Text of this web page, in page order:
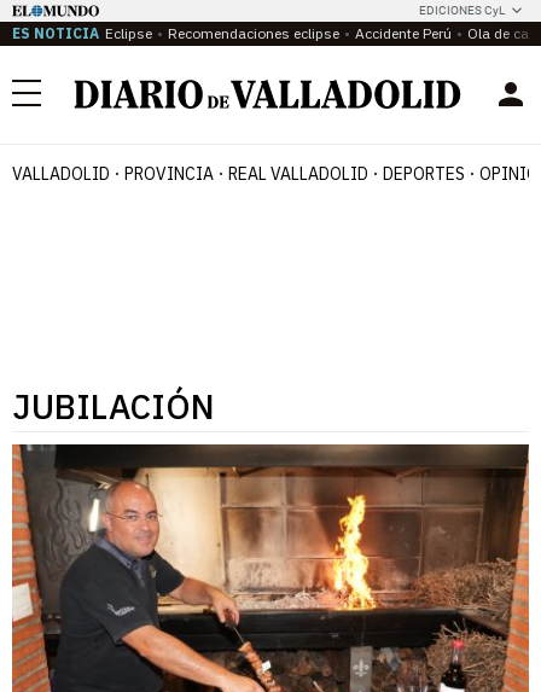
EDICIONES CyL
ES NOTICIA Eclipse Recomendaciones eclipse Accidente Perú Ola de
Menú
VALLADOLID PROVINCIA REAL VALLADOLID DEPORTES
JUBILACIÓN